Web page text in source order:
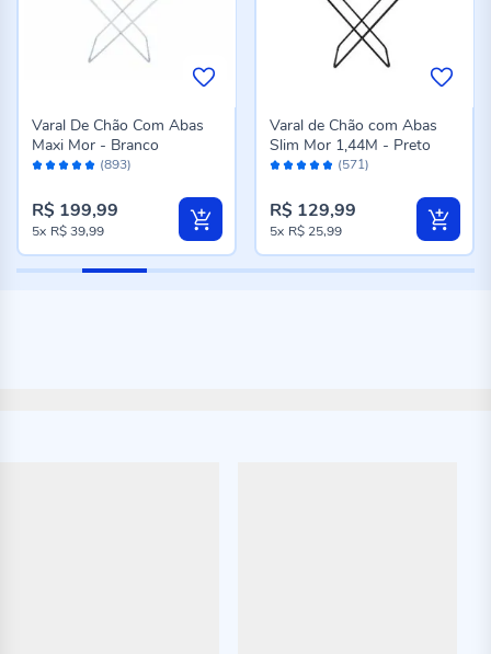
Avaliação: (893)
Varal De Chão Com Abas
Maxi Mor - Branco
R$ 199,99
5x R$ 39,99
Avaliação: (571)
Varal de Chão com Abas
Slim Mor 1,44M - Preto
R$ 129,99
5x R$ 25,99